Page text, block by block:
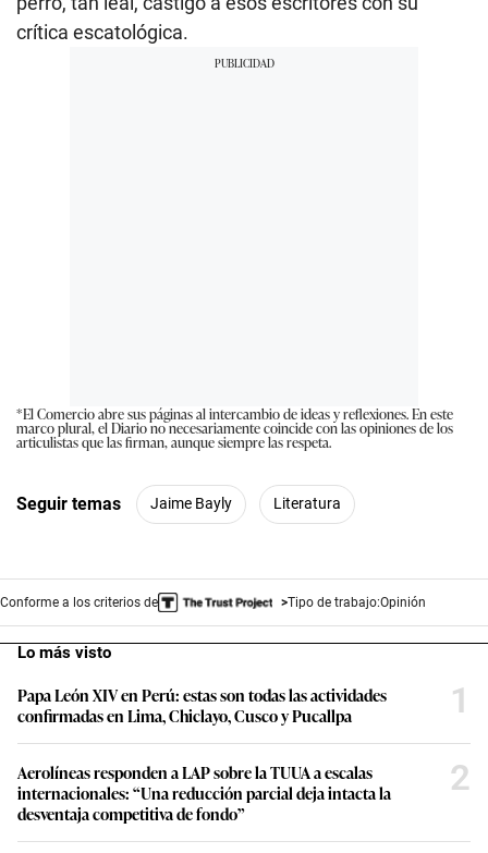
crítica escatológica.
*El Comercio abre sus páginas al intercambio de ideas y reflexiones. En este
marco plural, el Diario no necesariamente coincide con las opiniones de los
articulistas que las firman, aunque siempre las respeta.
Seguir temas Jaime Bayly Literatura
Conforme a los criterios de Tipo de trabajo:Opinión
Lo más visto
Papa León XIV en Perú: estas son todas las actividades
confirmadas en Lima, Chiclayo, Cusco y Pucallpa
1
Aerolíneas responden a LAP sobre la TUUA a escalas
internacionales: “Una reducción parcial deja intacta la
desventaja competitiva de fondo”
2